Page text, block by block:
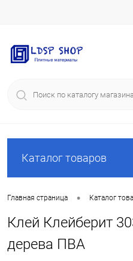
Каталог товаров
Главная страница • Каталог
Клей Клейберит
дерева ПВА